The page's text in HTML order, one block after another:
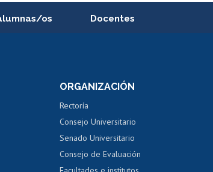
os
alumnos
exalumnos
Docentes
Perfeccionamiento
Evaluación docente
Calificación académica
Postulación al AUCAI
ORGANIZACIÓN
Rectoría
Consejo Universitario
Senado Universitario
Consejo de Evaluación